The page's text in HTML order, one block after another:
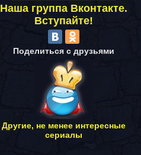
Наша группа Вконтакте.
Вступайте!
Поделиться с друзьями
Другие, не менее интересные
сериалы